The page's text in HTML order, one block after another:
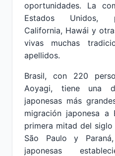
oportunidades. La
Estados Unidos,
California, Hawái y
vivas muchas
apellidos.
Brasil, con 220
Aoyagi, tiene una
japonesas más
migración japonesa a
primera mitad del siglo
São Paulo y
japonesas